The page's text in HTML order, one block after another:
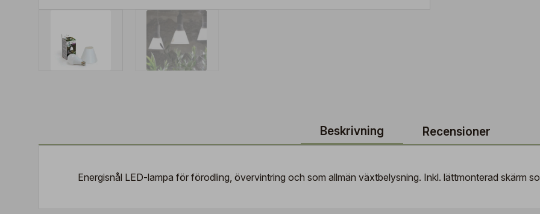
Beskrivning Recensioner
Energisnål LED-lampa för förodling, övervintring och som allmän växtbelysning. Inkl. lättmonterad skärm